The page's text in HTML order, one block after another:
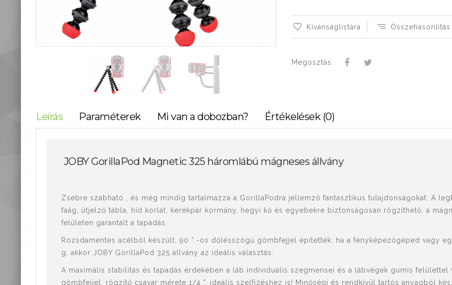
Fotóalbum, képkeret
Stúdió és labor
Használt termékeink
Mikroszkópok és
nagyítók
Lámpa, Fejlámpa
Időjárás állomás,
mérőeszközök
Kívánságlistára Összehasonlítás
Megosztás:
Leírás Paraméterek Mi van a dobozban? Értékelések (0)
JOBY GorillaPod Magnetic 325 háromlábú mágneses állvány
Zsebre szabható , és még mindig tartalmazza a GorillaPodra jellemző fantasztikus tulajdonságokat. A
faág, útjelző tábla, híd korlát, kerékpár kormány, hegyi kő és egyebekre biztonságosan rögzíthető, a
felületen garantált a tapadás.
Rozsdamentes acélból készült, 90 ° -os dőlésszögű gömbfejjel építették, ha a fényképezőgéped vagy
g, akkor JOBY GorillaPod 325 állvány az ideális választás.
A maximális stabilitás és tapadás érdekében a láb individuális szegmensei és a lábvégek gumis felülettel
gömbfejjel, rögzítő csavar mérete 1/4 ", ideális szelfizéshez is! Minőségi és rendkívül tartós anyagból